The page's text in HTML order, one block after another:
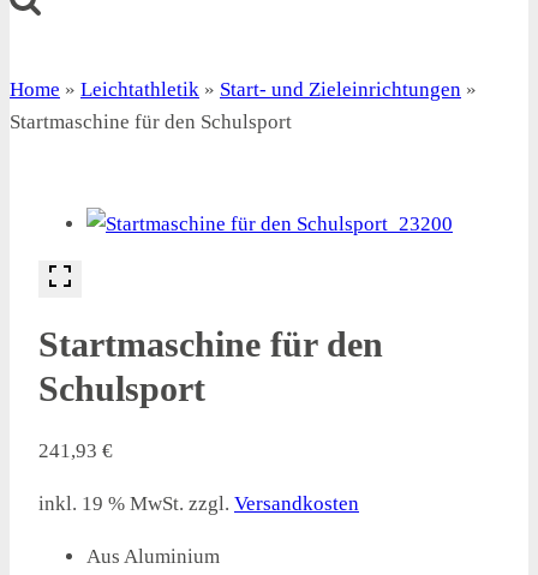
Home » Leichtathletik » Start- und Zieleinrichtungen »
Startmaschine für den Schulsport
Startmaschine für den
Schulsport
241,93 €
inkl. 19 % MwSt. zzgl. Versandkosten
Aus Aluminium